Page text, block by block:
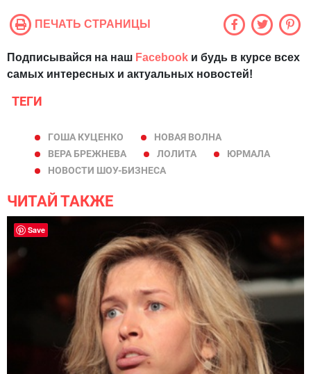
ПЕЧАТЬ СТРАНИЦЫ
Подписывайся на наш Facebook и будь в курсе всех
самых интересных и актуальных новостей!
ТЕГИ
ГОША КУЦЕНКО
НОВАЯ ВОЛНА
ВЕРА БРЕЖНЕВА
ЛОЛИТА
ЮРМАЛА
НОВОСТИ ШОУ-БИЗНЕСА
ЧИТАЙ ТАКЖЕ
Save